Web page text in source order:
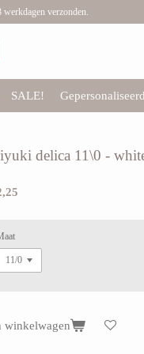
verzonden.
SALE! Gepersonaliseerd
delica 11\0 -
winkelwagen